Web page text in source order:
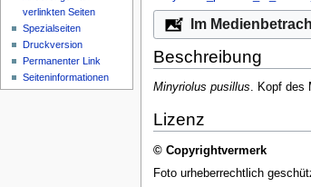
Im
Beschreibung
Minyriolus pusillus. Kopf des
Lizenz
© Copyrightvermerk
Foto urheberrechtlich
verlinkten Seiten
Spezialseiten
Druckversion
Permanenter Link
Seiten­­informationen